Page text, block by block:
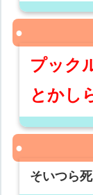
プック
とかし
そいつら